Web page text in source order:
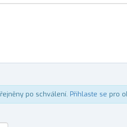
po schválení. Přihlaste se pro